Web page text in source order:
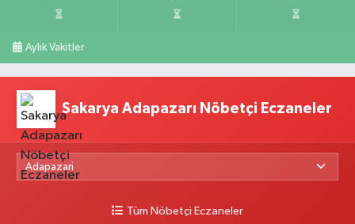
Aylık Vakitler
Sakarya Adapazarı Nöbetçi Eczaneler
Tüm Nöbetçi Eczaneler